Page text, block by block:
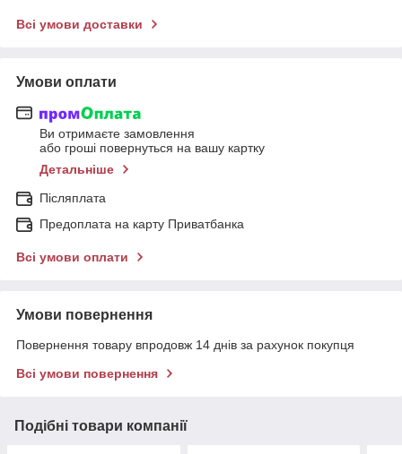
Всі умови доставки
Умови оплати
Ви отримаєте замовлення
або гроші повернуться на вашу картку
Детальніше
Післяплата
Предоплата на карту Приватбанка
Всі умови оплати
Умови повернення
Повернення товару впродовж 14 днів за рахунок покупця
Всі умови повернення
Подібні товари компанії